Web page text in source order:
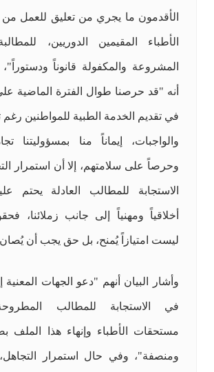
الأقدمون ما يجري من تعليق للعمل من
الأطباء المقيمين الدوريين،
المشروعة والمكفولة قانوناً
أنه "قد حرصنا طوال الفترة الماضية
في تقديم الخدمة الطبية للمواطنين رغم
والواجبات، إيماناً منا بمسؤوليتنا
وحرصاً على سلامتهم، إلا أن استمرار
الاستجابة للمطالب العادلة يحتم
أخلاقياً ومهنياً إلى جانب زملائنا،
ليست امتيازاً يُمنح، بل حق يجب أن
وأشار البيان أنهم "دعو الجهات المعنية
في الاستجابة للمطالب
مستحقات الأطباء وإنهاء هذا الملف
ومنصفة"، وفي حال استمرار التجاهل،